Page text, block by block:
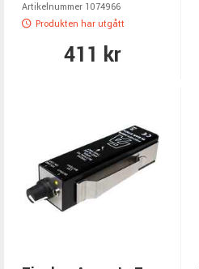
Artikelnummer 1074966
Produkten har utgått
411 kr